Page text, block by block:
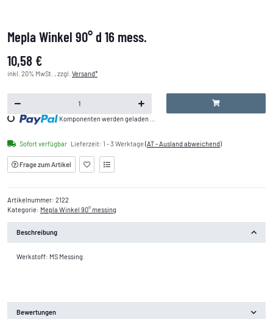
Mepla Winkel 90° d 16 mess.
10,58 €
inkl. 20% MwSt. , zzgl. Versand*
Loading... Komponenten werden geladen ...
Sofort verfügbar Lieferzeit: 1 - 3 Werktage(AT - Ausland abweichend)
Frage zum Artikel
Artikelnummer: 2122
Kategorie: Mepla Winkel 90° messing
Beschreibung
Werkstoff: MS Messing
Bewertungen